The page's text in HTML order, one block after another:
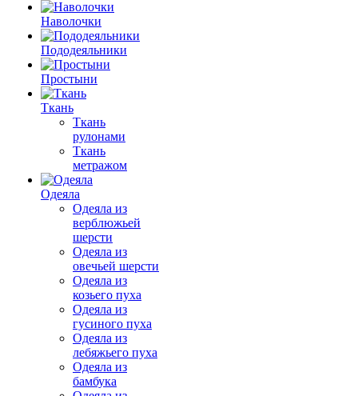
Наволочки
Пододеяльники
Простыни
Ткань
Ткань
рулонами
Ткань
метражом
Одеяла
Одеяла из
верблюжьей
шерсти
Одеяла из
овечьей шерсти
Одеяла из
козьего пуха
Одеяла из
гусиного пуха
Одеяла из
лебяжьего пуха
Одеяла из
бамбука